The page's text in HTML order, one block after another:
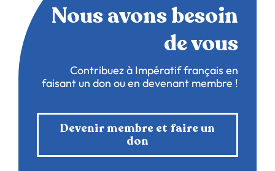
Nous avons besoin
de vous
Contribuez à Impératif français en
faisant un don ou en devenant membre !
Devenir membre et faire un
don